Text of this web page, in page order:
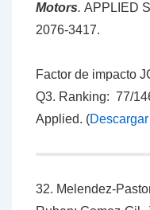
Motors. APPLIED
2076-3417.
Factor de impacto
Q3. Ranking: 77/
Applied. (
32. Melendez-